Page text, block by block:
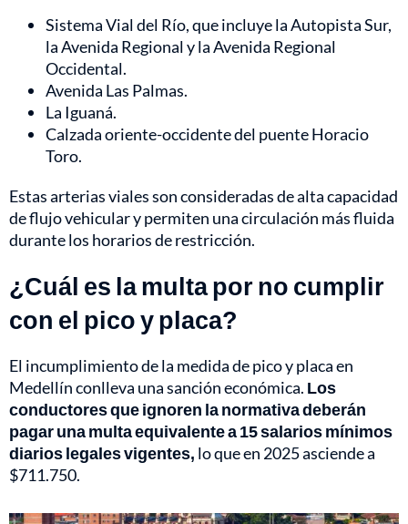
Sistema Vial del Río, que incluye la Autopista Sur,
la Avenida Regional y la Avenida Regional
Occidental.
Avenida Las Palmas.
La Iguaná.
Calzada oriente-occidente del puente Horacio
Toro.
Estas arterias viales son consideradas de alta capacidad
de flujo vehicular y permiten una circulación más fluida
durante los horarios de restricción.
¿Cuál es la multa por no cumplir
con el pico y placa?
El incumplimiento de la medida de pico y placa en
Medellín conlleva una sanción económica. Los
conductores que ignoren la normativa deberán
pagar una multa equivalente a 15 salarios mínimos
diarios legales vigentes, lo que en 2025 asciende a
$711.750.